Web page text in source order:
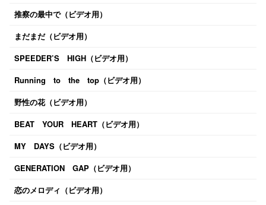
推察の最中で（ビデオ用）
まだまだ（ビデオ用）
SPEEDER’S HIGH（ビデオ用）
Running to the top（ビデオ用）
野性の花（ビデオ用）
BEAT YOUR HEART（ビデオ用）
MY DAYS（ビデオ用）
GENERATION GAP（ビデオ用）
恋のメロディ（ビデオ用）